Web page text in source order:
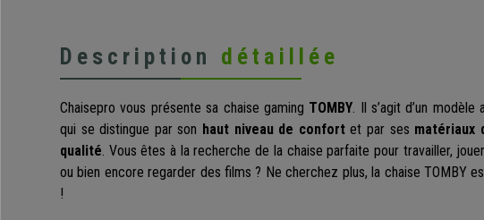
Description détaillée
Chaisepro vous présente sa chaise gaming TOMBY. Il s’agit d’un modèle
qui se distingue par son haut niveau de confortet par ses matériaux
qualité. Vous êtes à la recherche de la chaise parfaite pour travailler,
ou bien encore regarder des films ? Ne cherchez plus, la chaise TOMBY
!